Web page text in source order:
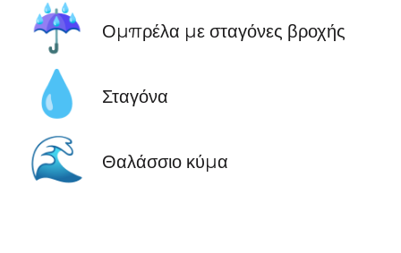
☔ Ομπρέλα με σταγόνες βροχής
💧 Σταγόνα
🌊 Θαλάσσιο κύμα